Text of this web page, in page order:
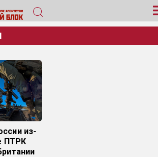
из-
ПТРК